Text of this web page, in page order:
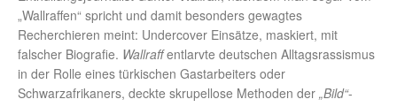
„Wallraffen“ spricht und damit besonders gewagtes
Recherchieren meint: Undercover Einsätze, maskiert, mit
falscher Biografie. Wallraffentlarvte deutschen Alltagsrassismus
in der Rolle eines türkischen Gastarbeiters oder
Schwarzafrikaners, deckte skrupellose Methoden der „Bild“-